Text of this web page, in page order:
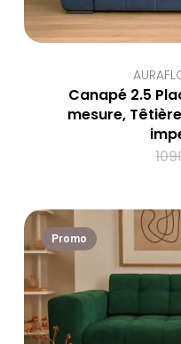
Canapé 2.5
mesure,
Promo